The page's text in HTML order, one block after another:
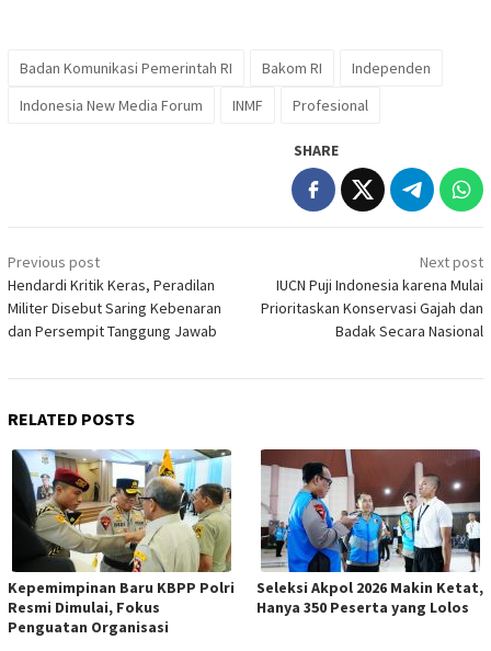
Badan Komunikasi Pemerintah RI Bakom RI
Independen
Indonesia New Media Forum
INMF Profesional
SHARE
Post
navigation
Previous post
Hendardi Kritik Keras, Peradilan
Militer Disebut Saring Kebenaran
dan Persempit Tanggung Jawab
Next post
IUCN Puji Indonesia karena Mulai
Prioritaskan Konservasi Gajah dan
Badak Secara Nasional
RELATED POSTS
Kepemimpinan Baru KBPP Polri
Resmi Dimulai, Fokus
Penguatan Organisasi
Seleksi Akpol 2026 Makin Ketat,
Hanya 350 Peserta yang Lolos